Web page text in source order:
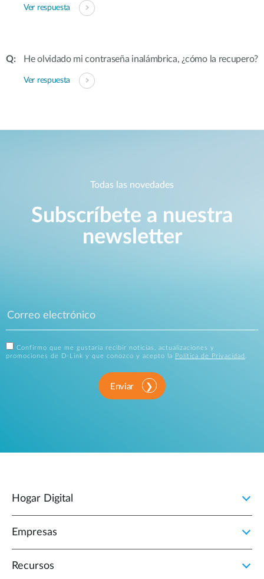
Ver respuesta
He olvidado mi contraseña inalámbrica, ¿cómo la recupero?
Ver respuesta
Todas las novedades
Subscríbete a nuestra
newsletter
Confirmo que me gustaría recibir noticias, actualizaciones y
promociones de D-Link y que conozco y acepto la
Política de Privacidad .
Enviar
Hogar Digital
Empresas
Recursos